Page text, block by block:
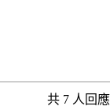
共 7 人回